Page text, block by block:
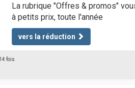
La rubrique "Offres & promos"
à petits prix, toute l'année
vers la réduction
fois